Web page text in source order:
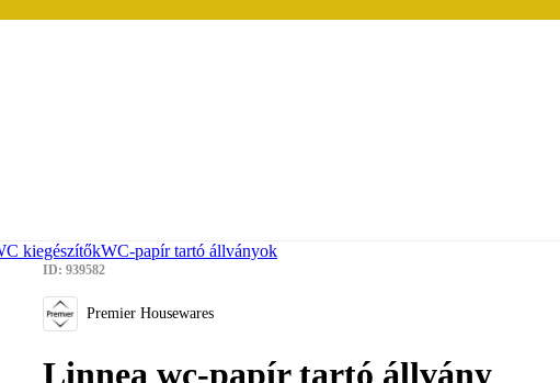
kiegészítőkWC-papír tartó állványok
ID: 939582
Premier Housewares
Linnea wc-papír tartó állvány